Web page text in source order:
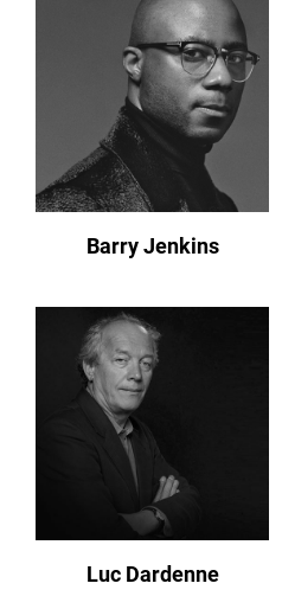
Barry Jenkins
Luc Dardenne